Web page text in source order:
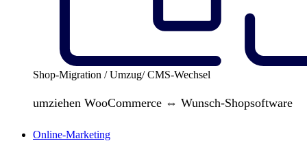
Shop-Migration / Umzug/ CMS-Wechsel
umziehen WooCommerce ⇔ Wunsch-Shopsoftware
Online-Marketing